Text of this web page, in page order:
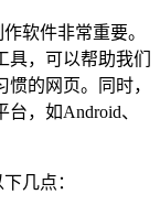
软件非常重要。
，可以帮助我们
的网页。同时，
，如Android、
几点：